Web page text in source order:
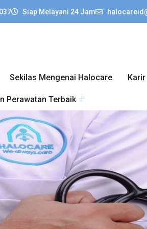
Siap Melayani 24 Jam
Sekilas Mengenai Halocare Karir
Perawatan Terbaik